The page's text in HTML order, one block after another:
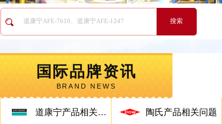
国际品牌资讯
BRAND NEWS
道康宁产品相关问题 陶氏产品相关问题